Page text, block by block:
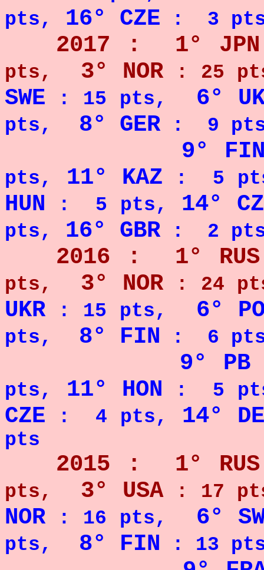
pts, 16° CZE : 3
2017 : 1° JPN
pts,
3° NOR : 25
SWE : 15 pts, 6°
pts, 8° GER: 9
9°
pts, 11° KAZ : 5
HUN : 5 pts, 14°
pts, 16° GBR: 2
2016 : 1° RUS
pts,
3° NOR : 24
UKR: 15 pts, 6°
pts, 8° FIN : 6
9°
pts, 11° HON : 5
CZE : 4 pts, 14°
pts
2015 : 1° RUS
pts,
3° USA: 17
NOR: 16 pts, 6°
pts, 8° FIN : 13